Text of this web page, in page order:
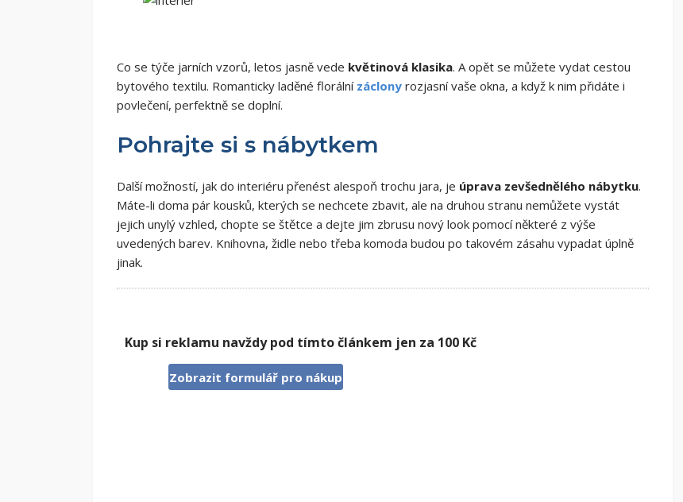
Co se týče jarních vzorů, letos jasně vede květinová klasika. A opět se můžete vydat cestou
bytového textilu. Romanticky laděné florální záclony rozjasní vaše okna, a když k nim přidáte i
povlečení, perfektně se doplní.
Pohrajte si s nábytkem
Další možností, jak do interiéru přenést alespoň trochu jara, je úprava zevšednělého nábytku.
Máte-li doma pár kousků, kterých se nechcete zbavit, ale na druhou stranu nemůžete vystát
jejich unylý vzhled, chopte se štětce a dejte jim zbrusu nový look pomocí některé z výše
uvedených barev. Knihovna, židle nebo třeba komoda budou po takovém zásahu vypadat úplně
jinak.
Kup si reklamu navždy pod tímto článkem jen za 100 Kč
Zobrazit formulář pro nákup